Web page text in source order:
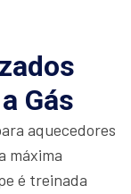
Gás
aquecedores
máxima
é treinada